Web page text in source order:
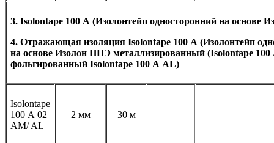
3. Isolontape 100 А (Изолонтейп односторонний на основе
4. Отражающая изоляция Isolontape 100 А (Изолонтейп
на основе Изолон НПЭ металлизированный (Isolontape
фольгированный Isolontape 100 А AL)
Isolontape
100 А 02
AM/ AL
2 мм 30 м